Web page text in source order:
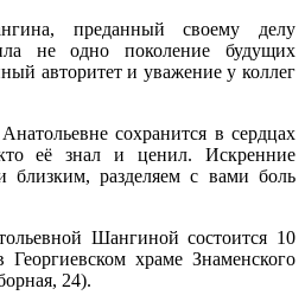
преданный своему делу
не одно поколение будущих
авторитет и уважение у коллег
сохранится в сердцах
её знал и ценил. Искренние
близким, разделяем с вами боль
Шангиной состоится 10
храме Знаменского
24).